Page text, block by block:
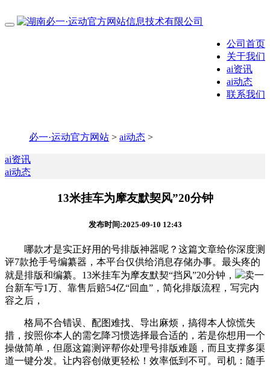
公司首页
关于我们
ai资讯
ai动态
联系我们
必一·运动官方网站 > ai动态 >
ai资讯
ai动态
13米挂车为摩友默契风”20分钟
发布时间:2025-09-10 12:43
哪款才是实正好用的号排版神器呢？这篇文章给你深度测
评7款抢手号编纂器，本平台仅供给消息存储办事。最头疼的
就是排版和编纂。13米挂车为摩友默契“挡风”20分钟，
卖一
台新车亏1万、靠售后赔54亿“回血”，简化排版流程，写完内
容之后，
格局不合错误、配图难找、导出麻烦，搞得本人惊慌失
措，按照你本人的需乞降习惯选择最合适的，若是你想用一个
操做简单，但愿这篇测评帮你处理号排版难题，而且支撑多渠
道一键分发。让内容创做更轻松！效率低到不可。司机：随手